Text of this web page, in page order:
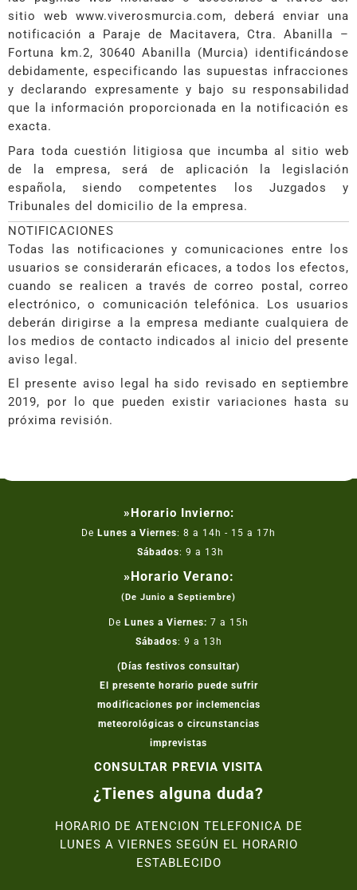
sitio web www.viverosmurcia.com, deberá enviar una
notificación a Paraje de Macitavera, Ctra. Abanilla –
Fortuna km.2, 30640 Abanilla (Murcia) identificándose
debidamente, especificando las supuestas infracciones
y declarando expresamente y bajo su responsabilidad
que la información proporcionada en la notificación es
exacta.
Para toda cuestión litigiosa que incumba al sitio web
de la empresa, será de aplicación la legislación
española, siendo competentes los Juzgados y
Tribunales del domicilio de la empresa.
NOTIFICACIONES
Todas las notificaciones y comunicaciones entre los
usuarios se considerarán eficaces, a todos los efectos,
cuando se realicen a través de correo postal, correo
electrónico, o comunicación telefónica. Los usuarios
deberán dirigirse a la empresa mediante cualquiera de
los medios de contacto indicados al inicio del presente
aviso legal.
El presente aviso legal ha sido revisado en septiembre
2019, por lo que pueden existir variaciones hasta su
próxima revisión.
»Horario Invierno:
De Lunes a Viernes: 8 a 14h - 15 a 17h
Sábados: 9 a 13h
»Horario Verano:
(De Junio a Septiembre)
De Lunes a Viernes: 7 a 15h
Sábados: 9 a 13h
(Días festivos consultar)
El presente horario puede sufrir
modificaciones por inclemencias
meteorológicas o circunstancias
imprevistas
CONSULTAR PREVIA VISITA
¿Tienes alguna duda?
HORARIO DE ATENCION TELEFONICA DE
LUNES A VIERNES SEGÚN EL HORARIO
ESTABLECIDO